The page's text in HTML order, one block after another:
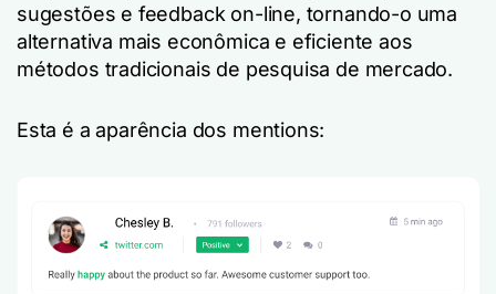
sugestões e feedback on-line, tornando-o uma
alternativa mais econômica e eficiente aos
métodos tradicionais de pesquisa de mercado.
Esta é a aparência dos mentions: